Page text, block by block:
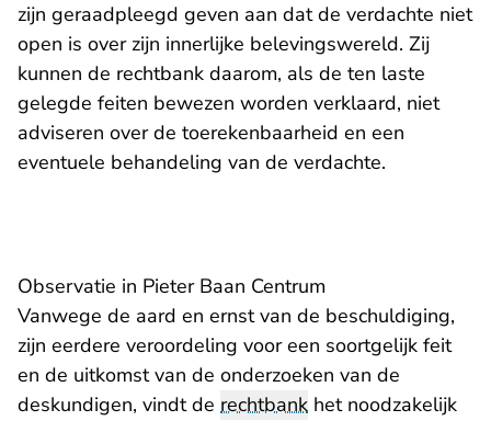
zijn geraadpleegd geven aan dat de verdachte niet
open is over zijn innerlijke belevingswereld. Zij
kunnen de rechtbank daarom, als de ten laste
gelegde feiten bewezen worden verklaard, niet
adviseren over de toerekenbaarheid en een
eventuele behandeling van de verdachte.
Observatie in Pieter Baan Centrum
Vanwege de aard en ernst van de beschuldiging,
zijn eerdere veroordeling voor een soortgelijk feit
en de uitkomst van de onderzoeken van de
deskundigen, vindt de rechtbank het noodzakelijk